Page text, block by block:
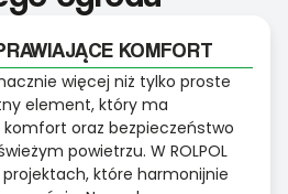
KOMFORT
więcej niż tylko proste
element, który ma
komfort oraz bezpieczeństwo
powietrzu. W ROLPOL
które harmonijnie